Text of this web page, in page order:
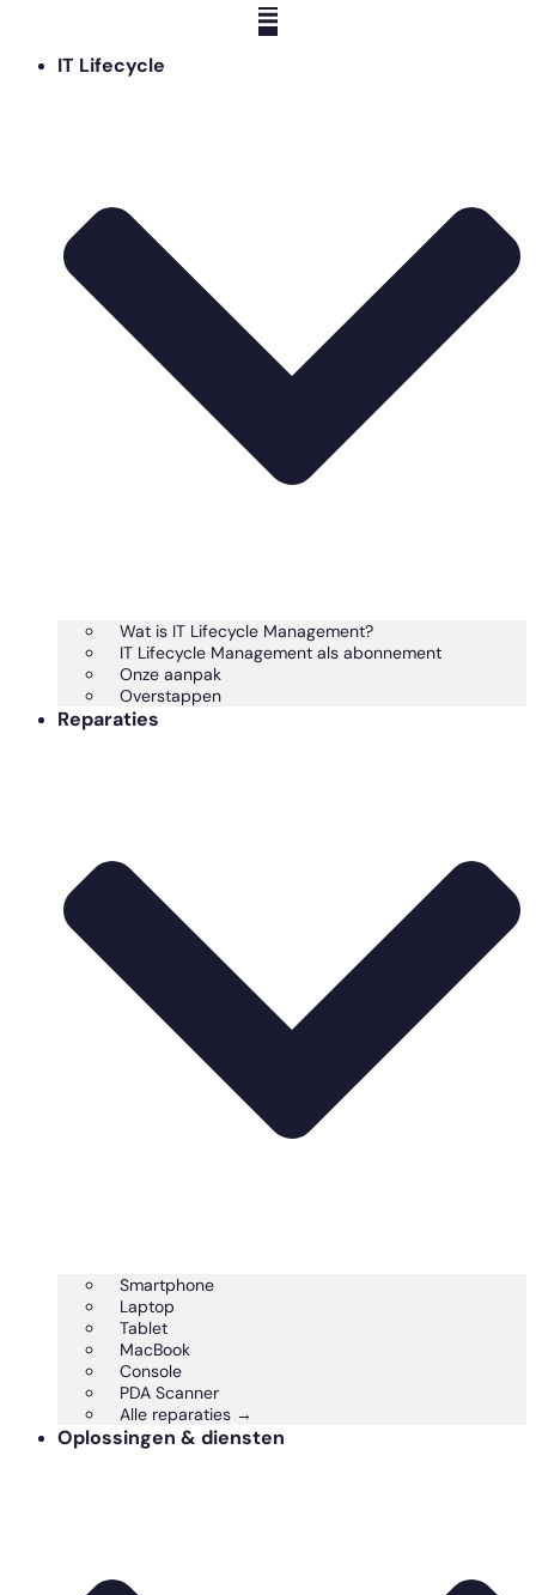
IT Lifecycle
Wat is IT Lifecycle Management?
IT Lifecycle Management als abonnement
Onze aanpak
Overstappen
Reparaties
Smartphone
Laptop
Tablet
MacBook
Console
PDA Scanner
Alle reparaties →
Oplossingen & diensten